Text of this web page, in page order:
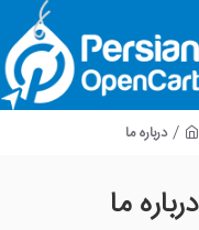
درباره ما
درباره ما